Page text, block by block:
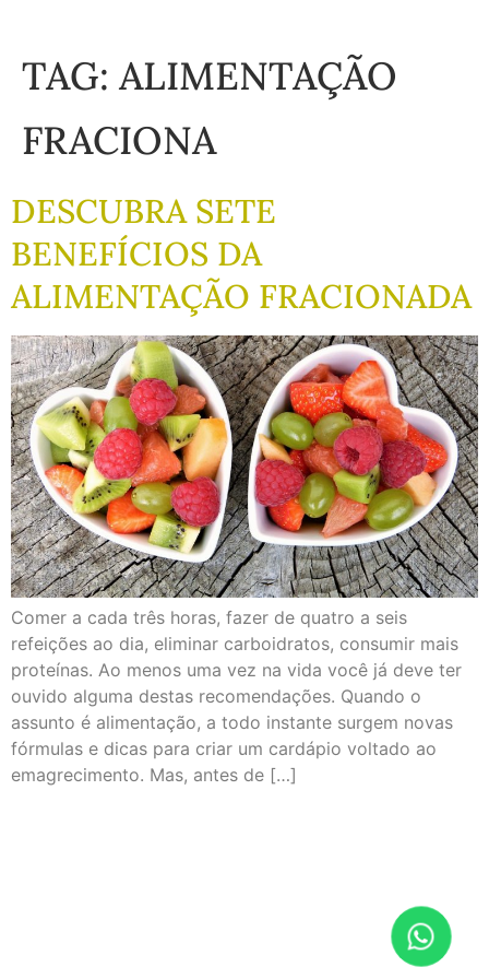
TAG: ALIMENTAÇÃO
FRACIONA
DESCUBRA SETE
BENEFÍCIOS DA
ALIMENTAÇÃO FRACIONADA
Comer a cada três horas, fazer de quatro a seis
refeições ao dia, eliminar carboidratos, consumir mais
proteínas. Ao menos uma vez na vida você já deve ter
ouvido alguma destas recomendações. Quando o
assunto é alimentação, a todo instante surgem novas
fórmulas e dicas para criar um cardápio voltado ao
emagrecimento. Mas, antes de […]